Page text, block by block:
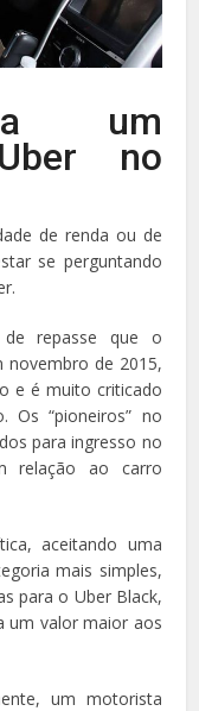
um
no
de renda ou de
se perguntando
repasse que o
de 2015,
e é muito criticado
Os “pioneiros” no
para ingresso no
relação ao carro
aceitando uma
mais simples,
para o Uber Black,
um valor maior aos
um motorista